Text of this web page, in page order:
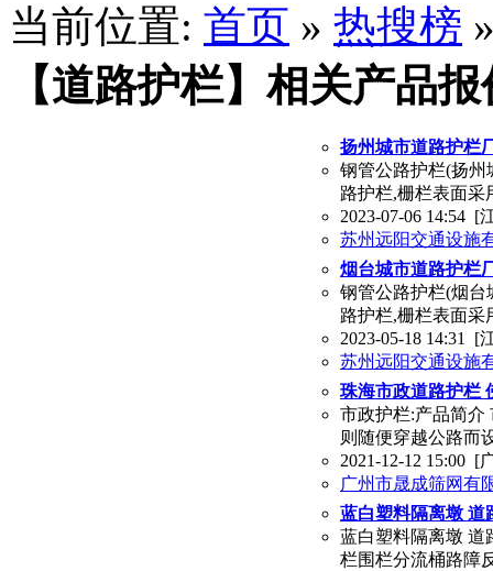
当前位置: 首页 » 热搜榜
【道路护栏】相关产品报
扬州城市道路护栏
钢管公路护栏(扬州
路护栏,栅栏表面采
2023-07-06 14:54 [
苏州远阳交通设施
烟台城市道路护栏
钢管公路护栏(烟台
路护栏,栅栏表面采
2023-05-18 14:31 [
苏州远阳交通设施
珠海市政道路护栏
市政护栏:产品简介
则随便穿越公路而
2021-12-12 15:00 [
广州市晟成筛网有
蓝白塑料隔离墩 道
蓝白塑料隔离墩 道
栏围栏分流桶路障